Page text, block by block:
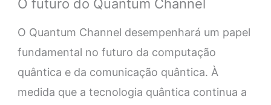
O futuro do Quantum Channel
O Quantum Channel desempenhará um papel
fundamental no futuro da computação
quântica e da comunicação quântica. À
medida que a tecnologia quântica continua a